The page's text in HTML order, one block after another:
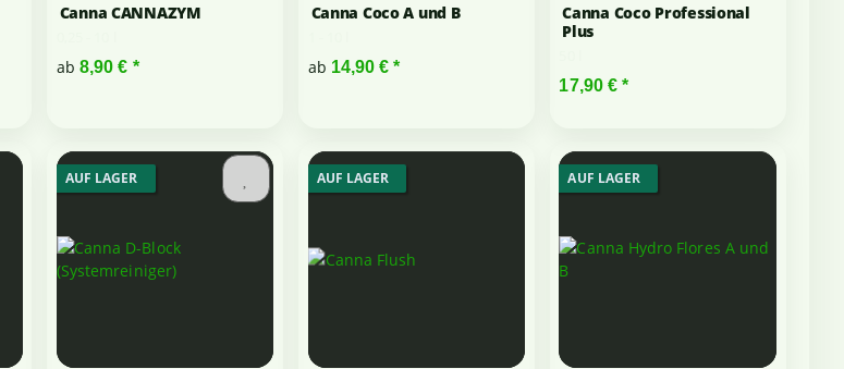
Canna CANNAZYM
ab8,90 € *
Canna Coco A und B
ab 14,90 €*
Canna Coco Professional
Plus
17,90 €*
AUF LAGER AUF LAGER AUF LAGER